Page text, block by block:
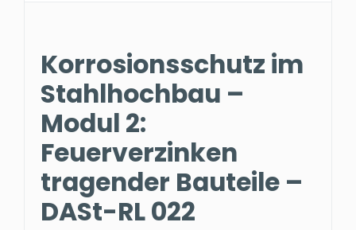
Korrosionsschutz im
Stahlhochbau –
Modul 2:
Feuerverzinken
tragender Bauteile –
DASt-RL 022